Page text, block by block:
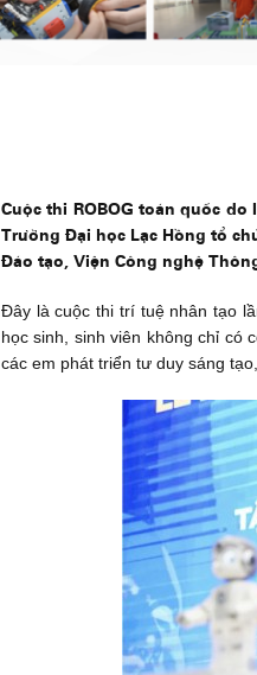
Cuộc thi ROBOG toàn quốc
Trường Đại học Lạc Hồng tổ
Đào tạo, Viện Công nghệ
Đây là cuộc thi trí tuệ nhân tạo
học sinh, sinh viên không chỉ có
các em phát triển tư duy sáng